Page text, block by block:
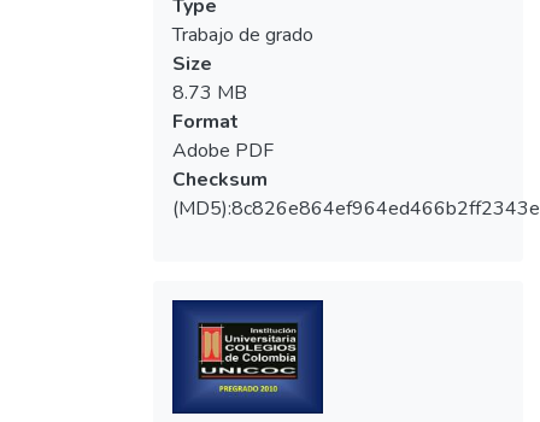
estudiante de manera simplificada y
comprensible la técnica clínica para la
elaboración de una carilla de porcelana,
siendo esta una técnica que presenta gran
demanda en la odontología conservadora.
Este proyecto de investigación fue dirigido a
Colombia, Colegio Odontológico, donde se
realizó una encuesta con el fin de evaluar si
esta herramienta facilita el proceso de
enseñanza-aprendizaje sobre el tema de
Type
Trabajo de grado
Size
8.73 MB
Format
Adobe PDF
Checksum